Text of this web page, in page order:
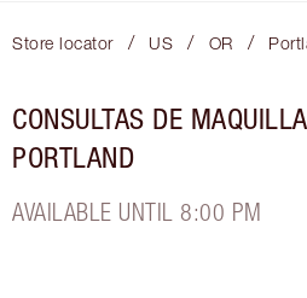
Store locator / US / OR /
CONSULTAS DE
PORTLAND
AVAILABLE UNTIL 8:00 PM